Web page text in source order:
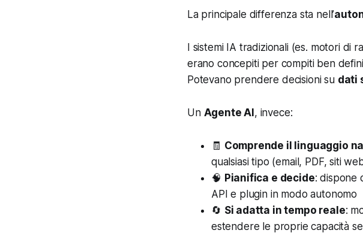
La principale differenza sta nell’
I sistemi IA tradizionali (es. motori di
erano concepiti per compiti ben
Potevano prendere decisioni su dati
Un Agente AI, invece:
🧾 Comprende il linguaggio
qualsiasi tipo (email, PDF, siti
🧠 Pianifica e decide: dispone
API e plugin in modo autonomo
🔄 Si adatta in tempo reale:
estendere le proprie capacità